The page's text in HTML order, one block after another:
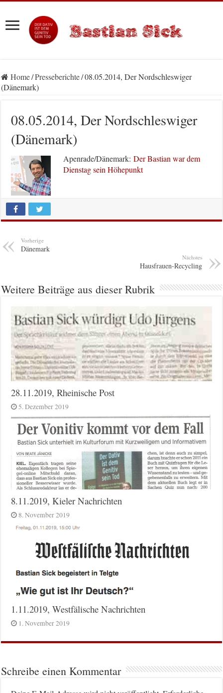
Home/Presseberichte/08.05.2014, Der Nordschleswiger
(Dänemark)
08.05.2014, Der Nordschleswiger
(Dänemark)
Apenrade/Dänemark:Der Bastian war dem
Dienstag sein Höhepunkt
Vorherige
Dänemark
Nächstes
Hausfrauen-Recycling
Weitere Beiträge aus dieser Rubrik
28.11.2019, Rheinische Post
5. Dezember 2019
8.11.2019, Kieler Nachrichten
8. November 2019
1.11.2019, Westfälische Nachrichten
1. November 2019
Schreibe einen Kommentar